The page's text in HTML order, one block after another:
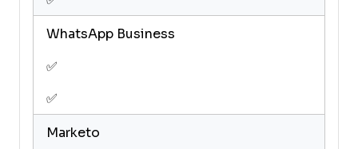
WhatsApp Business
✅
✅
Marketo